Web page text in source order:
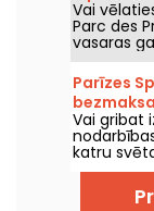
un svētku
Vai
Parc des
vasaras
stadionu
piedzīvot
Šeit ir šīs
Parīzes
parkos
Vai gribat
katru